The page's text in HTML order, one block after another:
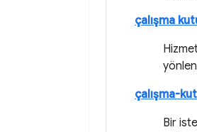
çalışma
çalışma-
Bir